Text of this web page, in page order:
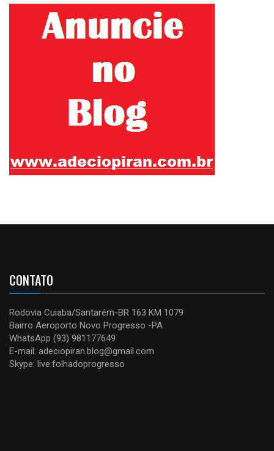
CONTATO
Rodovia Cuiaba/Santarém-BR 163 KM 1079
Bairro Aeroporto Novo Progresso -PA
WhatsApp (93) 981177649
E-mail: adeciopiran.blog@gmail.com
Skype: live:folhadoprogresso